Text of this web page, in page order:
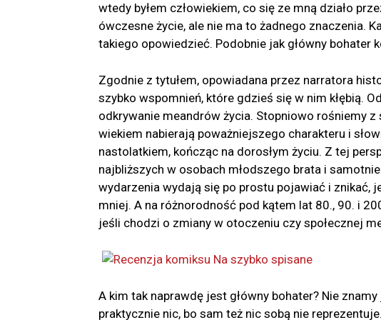
wtedy byłem człowiekiem, co się ze mną działo
ówczesne życie, ale nie ma to żadnego znaczenia.
takiego opowiedzieć. Podobnie jak główny bohater
Zgodnie z tytułem, opowiadana przez narratora
szybko wspomnień, które gdzieś się w nim kłębią.
odkrywanie meandrów życia. Stopniowo rośniemy
wiekiem nabierają poważniejszego charakteru i
nastolatkiem, kończąc na dorosłym życiu. Z tej
najbliższych w osobach młodszego brata i
wydarzenia wydają się po prostu pojawiać i znikać,
mniej. A na różnorodność pod kątem lat 80., 90. i
jeśli chodzi o zmiany w otoczeniu czy społecznej
A kim tak naprawdę jest główny bohater? Nie
praktycznie nic, bo sam też nic sobą nie